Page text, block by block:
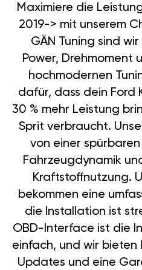
Maximiere die
2019-> mit unserem
GÄN Tuning sind
Power, Drehmoment
hochmodernen
dafür, dass dein Ford
30 % mehr Leistung
Sprit verbraucht.
von einer
Fahrzeugdynamik
Kraftstoffnutzung.
bekommen eine
die Installation ist
OBD-Interface ist die
einfach, und wir
Updates und eine